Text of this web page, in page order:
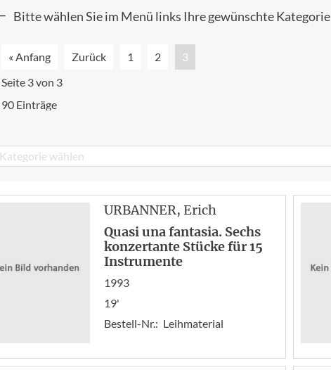
Bitte wählen Sie im Menü links Ihre gewünschte Kategorie
« Anfang Zurück 1 2
3
Seite 3 von 3
90 Einträge
Kategorie wählen
URBANNER, Erich
Quasi una fantasia. Sechs
konzertante Stücke für 15
Instrumente
1993
19'
Bestell-Nr.: Leihmaterial